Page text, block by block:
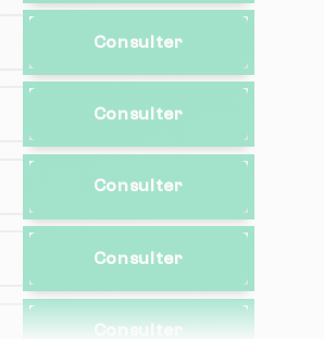
Consulter
Consulter
Consulter
Consulter
Consulter